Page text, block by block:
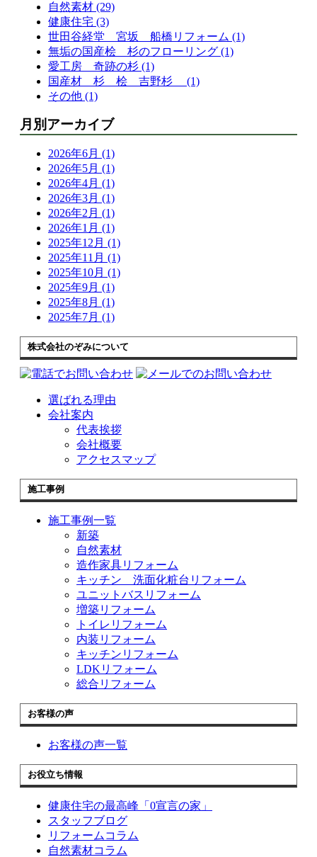
自然素材 (29)
健康住宅 (3)
世田谷経堂 宮坂 船橋リフォーム (1)
無垢の国産桧 杉のフローリング (1)
愛工房 奇跡の杉 (1)
国産材 杉 桧 吉野杉 (1)
その他 (1)
月別アーカイブ
2026年6月 (1)
2026年5月 (1)
2026年4月 (1)
2026年3月 (1)
2026年2月 (1)
2026年1月 (1)
2025年12月 (1)
2025年11月 (1)
2025年10月 (1)
2025年9月 (1)
2025年8月 (1)
2025年7月 (1)
株式会社のぞみについて
選ばれる理由
会社案内
代表挨拶
会社概要
アクセスマップ
施工事例
施工事例一覧
新築
自然素材
造作家具リフォーム
キッチン 洗面化粧台リフォーム
ユニットバスリフォーム
増築リフォーム
トイレリフォーム
内装リフォーム
キッチンリフォーム
LDKリフォーム
総合リフォーム
お客様の声
お客様の声一覧
お役立ち情報
健康住宅の最高峰「0宣言の家」
スタッフブログ
リフォームコラム
自然素材コラム